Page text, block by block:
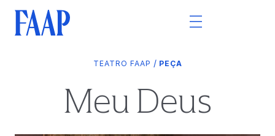
TEATRO FAAP / PEÇA
Meu Deus